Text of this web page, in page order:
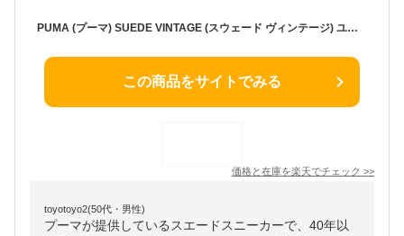
PUMA (プーマ) SUEDE VINTAGE (スウェード ヴィンテージ) ユニセックス レディース サイズ ローカット スニーカー フットウェア レトロ 普段使い カジュアル ストリート スケーター アウトドア スポーツ HIGH RISK RED-PUMA WHITE (レッド/ホワイト) 374921 06 374921-06
この商品をサイトでみる
価格と在庫を楽天でチェック >>
toyotoyo2(50代・男性)
プーマが提供しているスエードスニーカーで、40年以